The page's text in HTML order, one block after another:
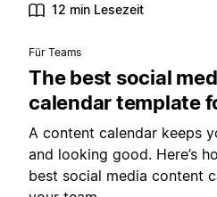
12 min Lesezeit
Für Teams
The best social
calendar template
A content calendar keeps
and looking good. Here’s
best social media content